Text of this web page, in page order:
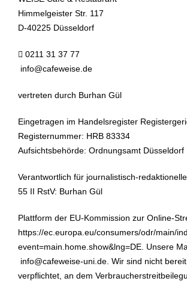
Himmelgeister Str. 117
D-40225 Düsseldorf
0211 31 37 77
info@cafeweise.de
vertreten durch Burhan Gül
Eingetragen im Handelsregister
Registernummer: HRB 83334
Aufsichtsbehörde: Ordnungsamt Düsseldorf
Verantwortlich für journalistisch-
55 II RstV: Burhan Gül
Plattform der EU-Kommission zur Online-
https://ec.europa.eu/consumers/odr/main/
event=main.home.show&lng=DE. Unsere
info@cafeweise-uni.de. Wir sind nicht
verpflichtet, an dem